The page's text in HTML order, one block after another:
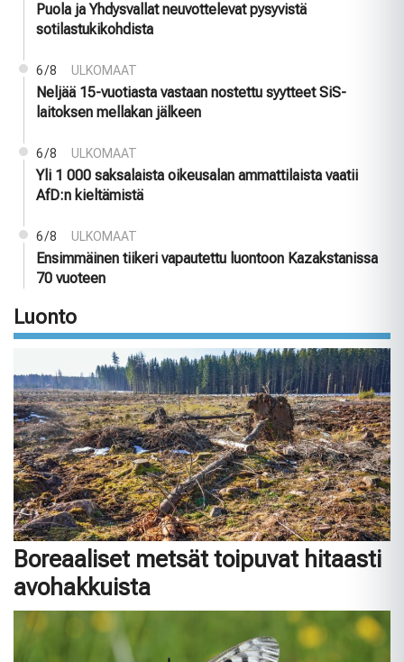
Puola ja Yhdysvallat neuvottelevat pysyvistä
sotilastukikohdista
6/8 ULKOMAAT
Neljää 15-vuotiasta vastaan nostettu syytteet SiS-
laitoksen mellakan jälkeen
6/8 ULKOMAAT
Yli 1 000 saksalaista oikeusalan ammattilaista vaatii
AfD:n kieltämistä
6/8 ULKOMAAT
Ensimmäinen tiikeri vapautettu luontoon Kazakstanissa
70 vuoteen
Luonto
Boreaaliset metsät toipuvat hitaasti
avohakkuista